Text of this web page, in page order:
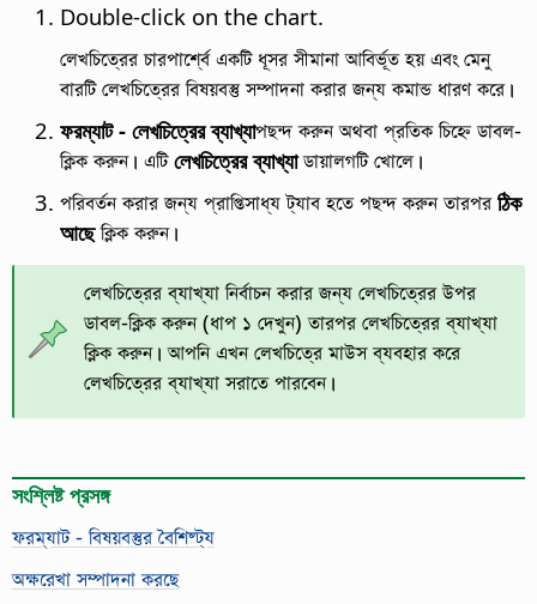
Double-click on the chart.
লেখচিত্রের চারপার্শ্বে একটি ধূসর সীমানা আবির্ভূত হয় এবং মেনু
বারটি লেখচিত্রের বিষয়বস্তু সম্পাদনা করার জন্য কমান্ড ধারণ করে।
ফরম্যাট - লেখচিত্রের ব্যাখ্যাপছন্দ করুন অথবা প্রতিক চিহ্নে ডাবল-
ক্লিক করুন। এটিলেখচিত্রের ব্যাখ্যাডায়ালগটি খোলে।
পরিবর্তন করার জন্য প্রাপ্তিসাধ্য ট্যাব হতে পছন্দ করুন তারপরঠিক
আছেক্লিক করুন।
লেখচিত্রের ব্যাখ্যা নির্বাচন করার জন্য লেখচিত্রের উপর
ডাবল-ক্লিক করুন (ধাপ ১ দেখুন) তারপর লেখচিত্রের ব্যাখ্যা
ক্লিক করুন। আপনি এখন লেখচিত্রে মাউস ব্যবহার করে
লেখচিত্রের ব্যাখ্যা সরাতে পারবেন।
সংশ্লিষ্ট প্রসঙ্গ
ফরম্যাট - বিষয়বস্তুর বৈশিষ্ট্য
অক্ষরেখা সম্পাদনা করছে